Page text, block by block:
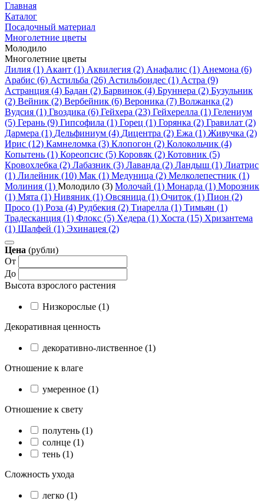
Главная
Каталог
Посадочный материал
Многолетние цветы
Молодило
Многолетние цветы
Лилия (1) Акант (1) Аквилегия (2) Анафалис (1) Анемона (6)
Арабис (6) Астильба (26) Астильбоидес (1) Астра (9)
Астранция (4) Бадан (2) Барвинок (4) Бруннера (2) Бузульник
(2) Вейник (2) Вербейник (6) Вероника (7) Волжанка (2)
Вудсия (1) Гвоздика (6) Гейхера (23) Гейхерелла (1) Гелениум
(5) Герань (9) Гипсофила (1) Горец (1) Горянка (2) Гравилат (2)
Дармера (1) Дельфиниум (4) Дицентра (2) Ежа (1) Живучка (2)
Ирис (12) Камнеломка (3) Клопогон (2) Колокольчик (4)
Копытень (1) Кореопсис (5) Коровяк (2) Котовник (5)
Кровохлебка (2) Лабазник (3) Лаванда (2) Ландыш (1) Лиатрис
(1) Лилейник (10) Мак (1) Медуница (2) Мелколепестник (1)
Молиния (1) Молодило (3) Молочай (1) Монарда (1) Морозник
(1) Мята (1) Нивяник (1) Овсяница (1) Очиток (1) Пион (2)
Просо (1) Роза (4) Рудбекия (2) Тиарелла (1) Тимьян (1)
Традесканция (1) Флокс (5) Хедера (1) Хоста (15) Хризантема
(1) Шалфей (1) Эхинацея (2)
Цена (рубли)
От
До
Высота взрослого растения
Низкорослые (1)
Декоративная ценность
декоративно-лиственное (1)
Отношение к влаге
умеренное (1)
Отношение к свету
полутень (1)
солнце (1)
тень (1)
Сложность ухода
легко (1)